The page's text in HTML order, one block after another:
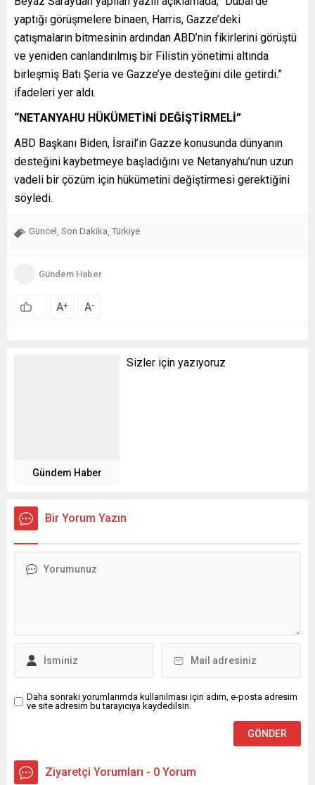
yaptığı görüşmelere binaen, Harris, Gazze’deki
çatışmaların bitmesinin ardından ABD’nin fikirlerini görüştü
ve yeniden canlandırılmış bir Filistin yönetimi altında
birleşmiş Batı Şeria ve Gazze’ye desteğini dile getirdi.”
ifadeleri yer aldı.
“NETANYAHU HÜKÜMETİNİ DEĞİŞTİRMELİ”
ABD Başkanı Biden, İsrail’in Gazze konusunda dünyanın
desteğini kaybetmeye başladığını ve Netanyahu’nun uzun
vadeli bir çözüm için hükümetini değiştirmesi gerektiğini
söyledi.
Güncel , Son Dakika, Türkiye
Gündem Haber
A+ A-
Gündem Haber
Sizler için yazıyoruz
Bir Yorum Yazın
Daha sonraki yorumlarımda kullanılması için adım, e-posta adresim
ve site adresim bu tarayıcıya kaydedilsin.
Ziyaretçi Yorumları - 0 Yorum